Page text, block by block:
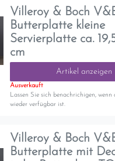
Villeroy & Boch
Butterplatte kleine
Servierplatte ca.
cm
Artikel anzeigen
Ausverkauft
Lassen Sie sich benachrichigen, wenn
wieder verfügbar ist.
Villeroy & Boch
Butterplatte mit